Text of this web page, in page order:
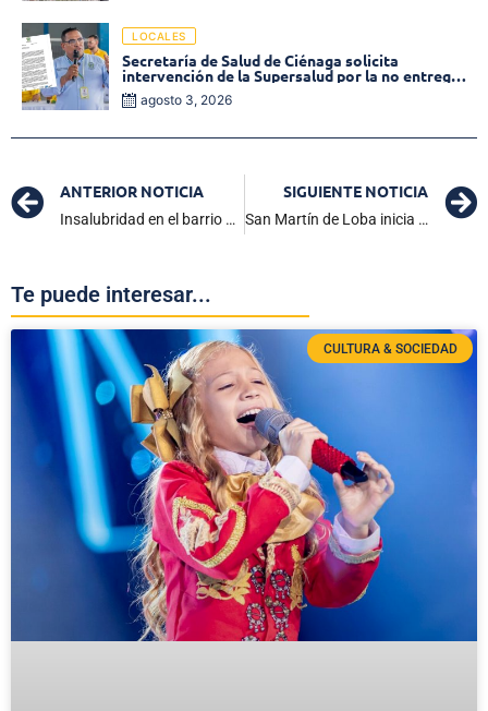
LOCALES
Secretaría de Salud de Ciénaga solicita
intervención de la Supersalud por la no entrega
de medicamentos en las EPS
agosto 3, 2026
ANTERIOR NOTICIA
Insalubridad en el barrio San Juan: estancamiento de aguas residuales atenta contra la salud de sus habitantes
SIGUIENTE NOTICIA
San Martín de Loba inicia su historia académica con Unicaribe mediante jornadas BIU y de Inducción Profesoral
Te puede interesar...
CULTURA & SOCIEDAD